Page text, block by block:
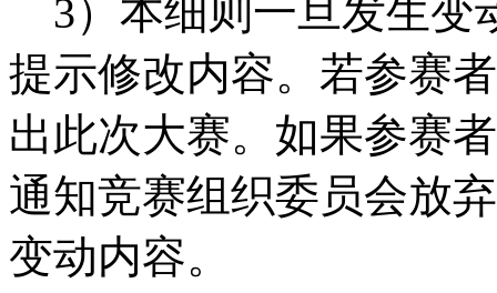
3）本细则一旦发生变
提示修改内容。若参赛
出此次大赛。如果参赛
通知竞赛组织委员会放
变动内容。